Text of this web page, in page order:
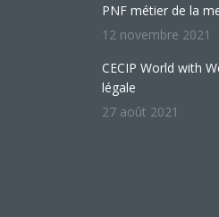
PNF métier de la
12 novembre 2021
CECIP World with
légale
27 août 2021